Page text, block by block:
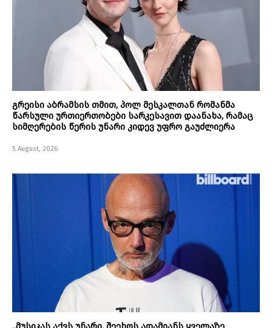
გრეისი აბრამსის თმით, პოლ მესკალთან რომანმა
წარსული ურთიერთობები სარკესავით დაანახა, რამაც
სიმღერების წერის უნარი კიდევ უფრო გაუძლიერა
5 August, 2026